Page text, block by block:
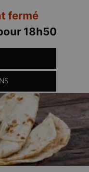
fermé
18h50